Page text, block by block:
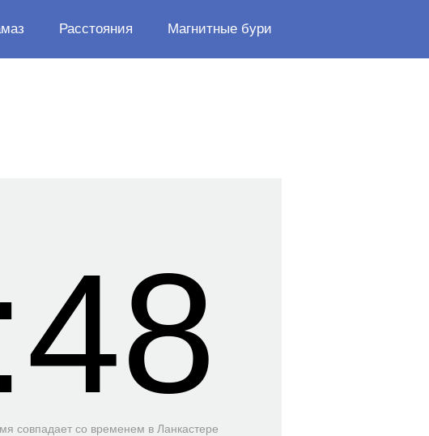
Расстояния Магнитные бури
совпадает со временем в Ланкастере